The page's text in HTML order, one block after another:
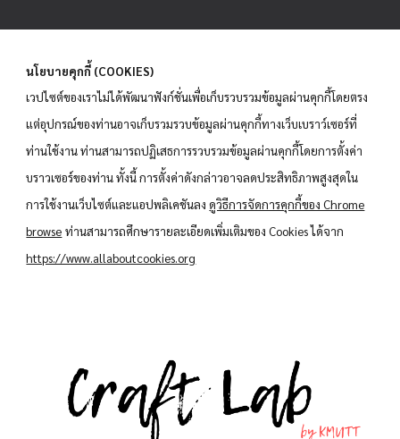
นโยบายคุกกี้ (COOKIES)
เวปไซต์ของเราไม่ได้พัฒนาฟังก์ชั่นเพื่อเก็บรวบรวมข้อมูลผ่านคุกกี้โดยตรง
แต่อุปกรณ์ของท่านอาจเก็บรวมรวบข้อมูลผ่านคุกกี้ทางเว็บเบราว์เซอร์ที่
ท่านใช้งาน ท่านสามารถปฏิเสธการรวบรวมข้อมูลผ่านคุกกี้โดยการตั้งค่า
บราวเซอร์ของท่าน ทั้งนี้ การตั้งค่าดังกล่าวอาจลดประสิทธิภาพสูงสุดใน
การใช้งานเว็บไซต์และแอปพลิเคชันลงดูวิธีการจัดการคุกกี้ของ Chrome
browse ท่านสามารถศึกษารายละเอียดเพิ่มเติมของ Cookies ได้จาก
https://www.allaboutcookies.org